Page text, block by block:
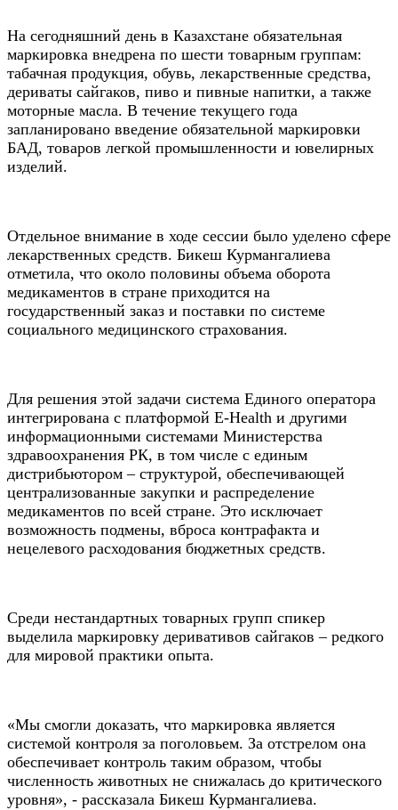
На сегодняшний день в Казахстане обязательная
маркировка внедрена по шести товарным группам:
табачная продукция, обувь, лекарственные средства,
дериваты сайгаков, пиво и пивные напитки, а также
моторные масла. В течение текущего года
запланировано введение обязательной маркировки
БАД, товаров легкой промышленности и ювелирных
изделий.
Отдельное внимание в ходе сессии было уделено сфере
лекарственных средств. Бикеш Курмангалиева
отметила, что около половины объема оборота
медикаментов в стране приходится на
государственный заказ и поставки по системе
социального медицинского страхования.
Для решения этой задачи система Единого оператора
интегрирована с платформой E-Health и другими
информационными системами Министерства
здравоохранения РК, в том числе с единым
дистрибьютором – структурой, обеспечивающей
централизованные закупки и распределение
медикаментов по всей стране. Это исключает
возможность подмены, вброса контрафакта и
нецелевого расходования бюджетных средств.
Среди нестандартных товарных групп спикер
выделила маркировку деривативов сайгаков – редкого
для мировой практики опыта.
«Мы смогли доказать, что маркировка является
системой контроля за поголовьем. За отстрелом она
обеспечивает контроль таким образом, чтобы
численность животных не снижалась до критического
уровня», - рассказала Бикеш Курмангалиева.